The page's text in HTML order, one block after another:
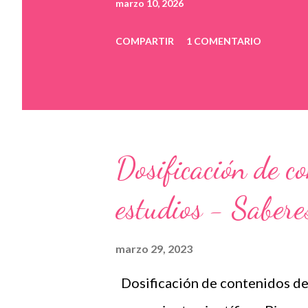
marzo 10, 2026
COMPARTIR 1 COMENTARIO
Dosificación de
estudios -
marzo 29, 2023
Dosificación de contenidos